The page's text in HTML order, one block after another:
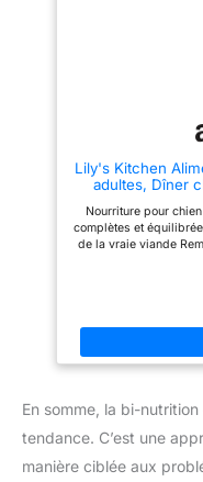
Lily's Kitchen
adultes, Dîner
Nourriture pour
complètes et
de la vraie viande
équilibrée Aucun
En somme, la bi-
tendance. C’est une
manière ciblée aux